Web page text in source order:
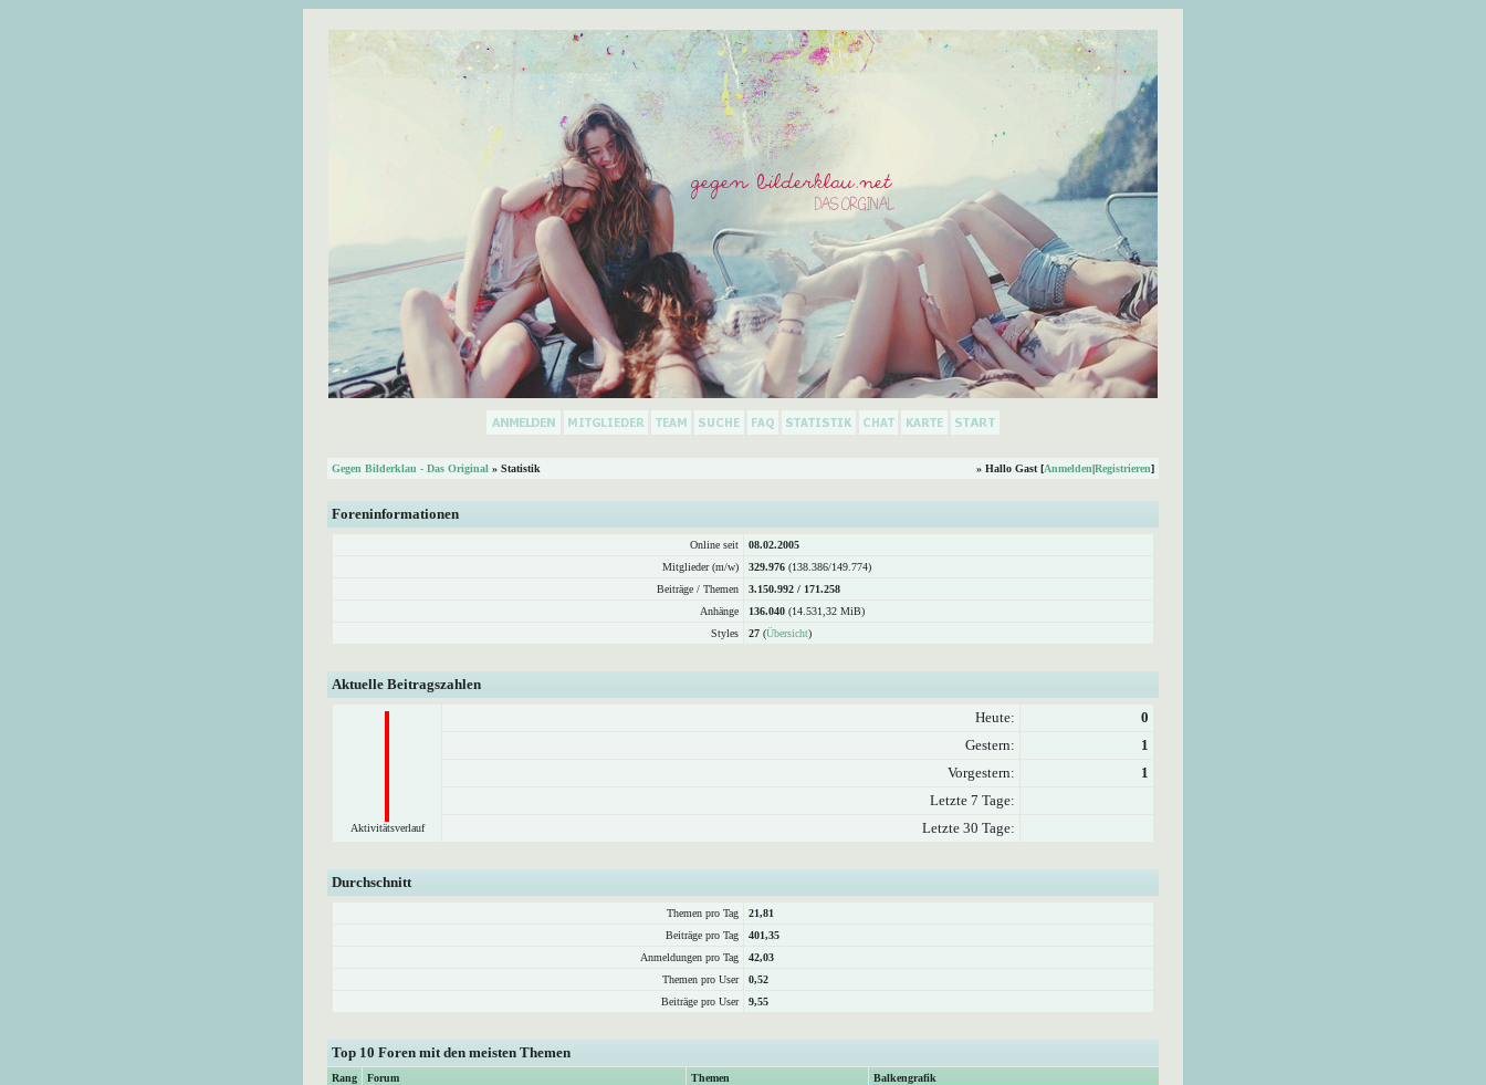
Gegen Bilderklau - Das Original » Statistik » Hallo Gast [Anmelden|Registrieren]
Foreninformationen
Online seit
08.02.2005
Mitglieder (m/w)
329.976 (138.386/149.774)
Beiträge / Themen
3.150.992 / 171.258
Anhänge
136.040 (14.531,32 MiB)
Styles
27 (Übersicht)
Aktuelle Beitragszahlen
Aktivitätsverlauf
Heute:
0
Gestern:
1
Vorgestern:
1
Letzte 7 Tage:
Letzte 30 Tage:
Durchschnitt
Themen pro Tag
21,81
Beiträge pro Tag
401,35
Anmeldungen pro Tag
42,03
Themen pro User
0,52
Beiträge pro User
9,55
Top 10 Foren mit den meisten Themen
Rang Forum Themen
Balkengrafik